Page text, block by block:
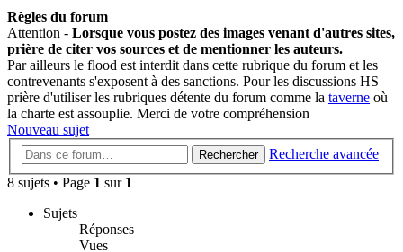
Règles du forum
Attention - Lorsque vous postez des images venant d'autres sites,
prière de citer vos sources et de mentionner les auteurs.
Par ailleurs le flood est interdit dans cette rubrique du forum et les
contrevenants s'exposent à des sanctions. Pour les discussions HS
prière d'utiliser les rubriques détente du forum comme la taverne où
la charte est assouplie. Merci de votre compréhension
Nouveau sujet
Rechercher
Recherche avancée
8 sujets • Page 1 sur 1
Sujets
Réponses
Vues